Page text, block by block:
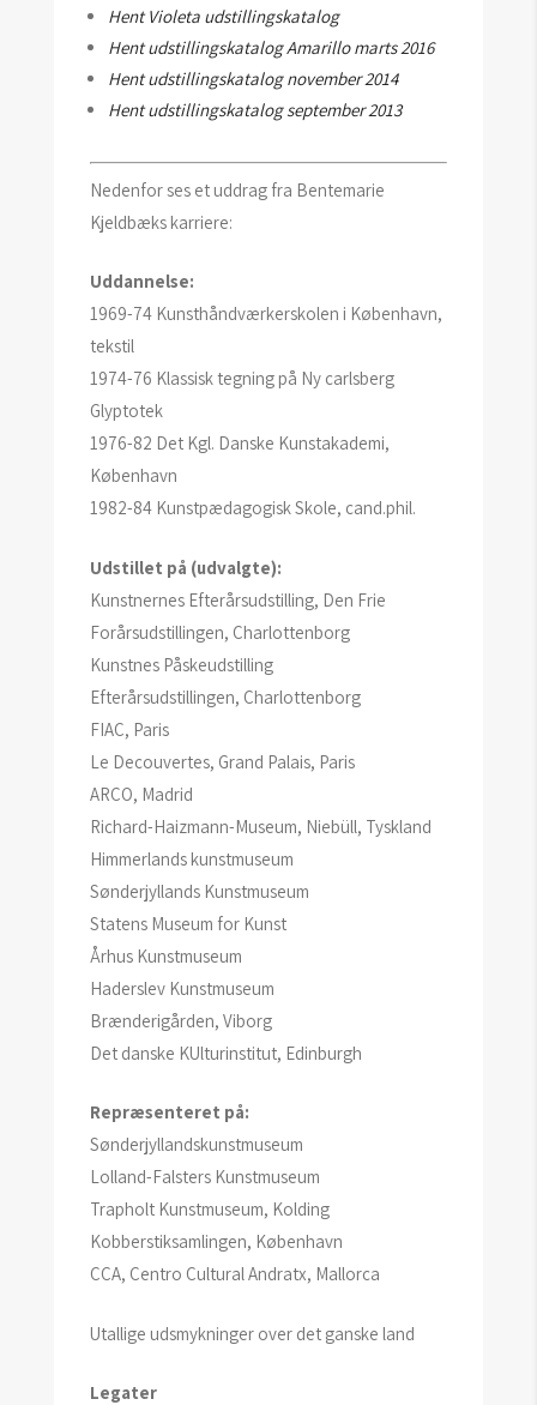
Hent Violeta udstillingskatalog
Hent udstillingskatalog Amarillo marts 2016
Hent udstillingskatalog november 2014
Hent udstillingskatalog september 2013
Nedenfor ses et uddrag fra Bentemarie
Kjeldbæks karriere:
Uddannelse:
1969-74 Kunsthåndværkerskolen i København,
tekstil
1974-76 Klassisk tegning på Ny carlsberg
Glyptotek
1976-82 Det Kgl. Danske Kunstakademi,
København
1982-84 Kunstpædagogisk Skole, cand.phil.
Udstillet på (udvalgte):
Kunstnernes Efterårsudstilling, Den Frie
Forårsudstillingen, Charlottenborg
Kunstnes Påskeudstilling
Efterårsudstillingen, Charlottenborg
FIAC, Paris
Le Decouvertes, Grand Palais, Paris
ARCO, Madrid
Richard-Haizmann-Museum, Niebüll, Tyskland
Himmerlands kunstmuseum
Sønderjyllands Kunstmuseum
Statens Museum for Kunst
Århus Kunstmuseum
Haderslev Kunstmuseum
Brænderigården, Viborg
Det danske KUlturinstitut, Edinburgh
Repræsenteret på:
Sønderjyllandskunstmuseum
Lolland-Falsters Kunstmuseum
Trapholt Kunstmuseum, Kolding
Kobberstiksamlingen, København
CCA, Centro Cultural Andratx, Mallorca
Utallige udsmykninger over det ganske land
Legater